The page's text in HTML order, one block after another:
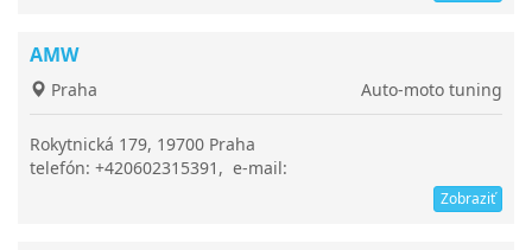
AMW
Praha Auto-moto tuning
Rokytnická 179, 19700 Praha
telefón: +420602315391, e-mail:
Zobraziť